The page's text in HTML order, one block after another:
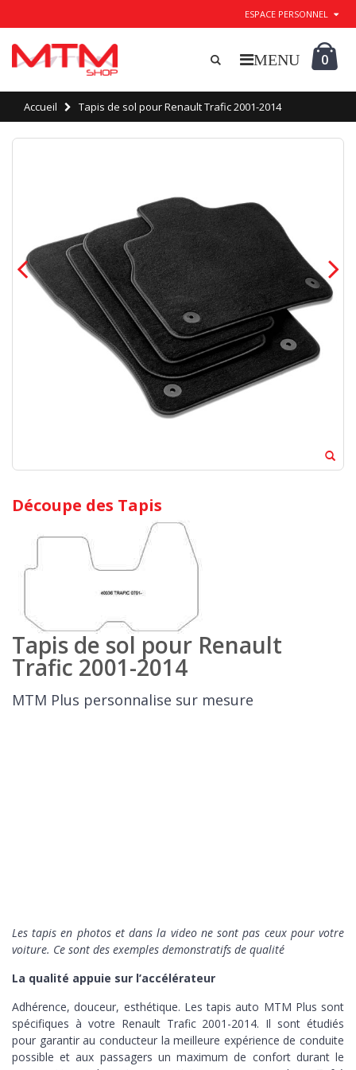
ESPACE PERSONNEL
0
Accueil Tapis de sol pour Renault Trafic 2001-2014
Découpe des Tapis
Tapis de sol pour Renault
Trafic 2001-2014
MTM Plus personnalise sur mesure
Les tapis en photos et dans la video ne sont pas ceux pour votre
voiture. Ce sont des exemples demonstratifs de qualité
La qualité appuie sur l’accélérateur
Adhérence, douceur, esthétique. Les tapis auto MTM Plus sont
spécifiques à votre Renault Trafic 2001-2014. Il sont étudiés
pour garantir au conducteur la meilleure expérience de conduite
possible et aux passagers un maximum de confort durant le